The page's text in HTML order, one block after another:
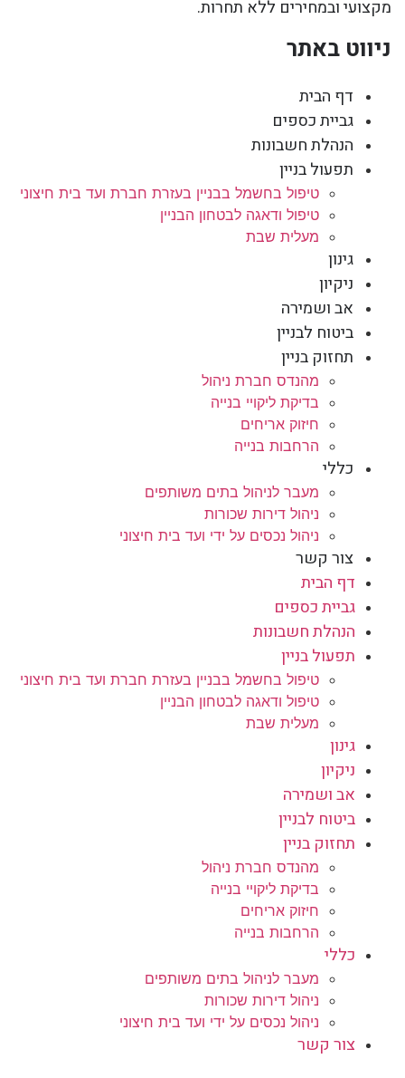
מקצועי ובמחירים ללא תחרות.
ניווט באתר
דף הבית
גביית כספים
הנהלת חשבונות
תפעול בניין
טיפול בחשמל בבניין בעזרת חברת ועד בית חיצוני
טיפול ודאגה לבטחון הבניין
מעלית שבת
גינון
ניקיון
אב ושמירה
ביטוח לבניין
תחזוק בניין
מהנדס חברת ניהול
בדיקת ליקויי בנייה
חיזוק אריחים
הרחבות בנייה
כללי
מעבר לניהול בתים משותפים
ניהול דירות שכורות
ניהול נכסים על ידי ועד בית חיצוני
צור קשר
דף הבית
גביית כספים
הנהלת חשבונות
תפעול בניין
טיפול בחשמל בבניין בעזרת חברת ועד בית חיצוני
טיפול ודאגה לבטחון הבניין
מעלית שבת
גינון
ניקיון
אב ושמירה
ביטוח לבניין
תחזוק בניין
מהנדס חברת ניהול
בדיקת ליקויי בנייה
חיזוק אריחים
הרחבות בנייה
כללי
מעבר לניהול בתים משותפים
ניהול דירות שכורות
ניהול נכסים על ידי ועד בית חיצוני
צור קשר